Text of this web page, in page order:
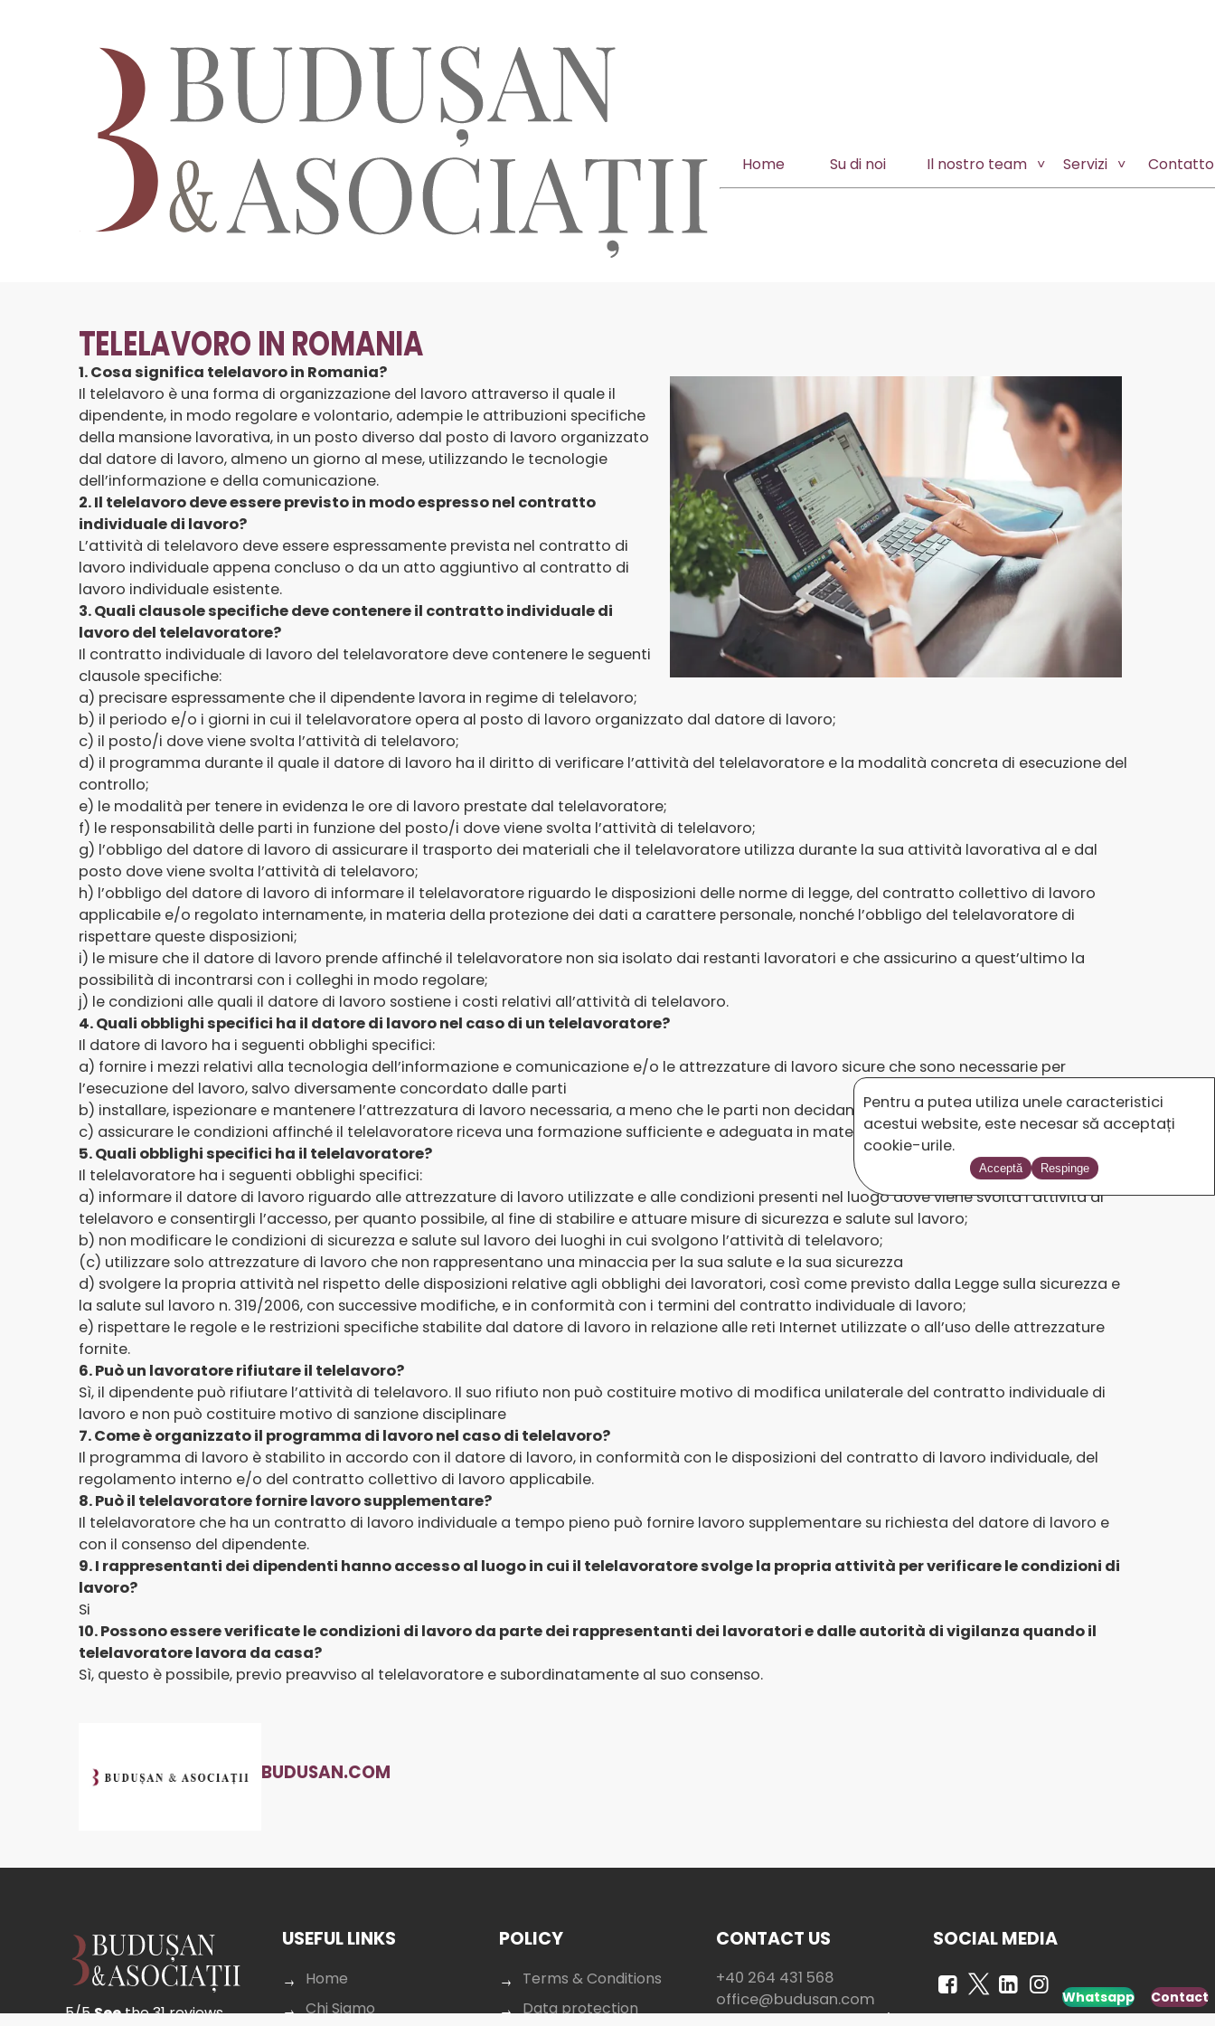
Home Su di noi Il nostro team Servizi Contatto
TELELAVORO IN ROMANIA
1. Cosa significa telelavoro in Romania?
Il telelavoro è una forma di organizzazione del lavoro attraverso il quale il
dipendente, in modo regolare e volontario, adempie le attribuzioni specifiche
della mansione lavorativa, in un posto diverso dal posto di lavoro organizzato
dal datore di lavoro, almeno un giorno al mese, utilizzando le tecnologie
dell’informazione e della comunicazione.
2. Il telelavoro deve essere previsto in modo espresso nel contratto
individuale di lavoro?
L’attività di telelavoro deve essere espressamente prevista nel contratto di
lavoro individuale appena concluso o da un atto aggiuntivo al contratto di
lavoro individuale esistente.
3. Quali clausole specifiche deve contenere il contratto individuale di
lavoro del telelavoratore?
Il contratto individuale di lavoro del telelavoratore deve contenere le seguenti
clausole specifiche:
a) precisare espressamente che il dipendente lavora in regime di telelavoro;
b) il periodo e/o i giorni in cui il telelavoratore opera al posto di lavoro organizzato dal datore di lavoro;
c) il posto/i dove viene svolta l’attività di telelavoro;
d) il programma durante il quale il datore di lavoro ha il diritto di verificare l’attività del telelavoratore e la modalità concreta di esecuzione del
controllo;
e) le modalità per tenere in evidenza le ore di lavoro prestate dal telelavoratore;
f) le responsabilità delle parti in funzione del posto/i dove viene svolta l’attività di telelavoro;
g) l’obbligo del datore di lavoro di assicurare il trasporto dei materiali che il telelavoratore utilizza durante la sua attività lavorativa al e dal
posto dove viene svolta l’attività di telelavoro;
h) l’obbligo del datore di lavoro di informare il telelavoratore riguardo le disposizioni delle norme di legge, del contratto collettivo di lavoro
applicabile e/o regolato internamente, in materia della protezione dei dati a carattere personale, nonché l’obbligo del telelavoratore di
rispettare queste disposizioni;
i) le misure che il datore di lavoro prende affinché il telelavoratore non sia isolato dai restanti lavoratori e che assicurino a quest’ultimo la
possibilità di incontrarsi con i colleghi in modo regolare;
j) le condizioni alle quali il datore di lavoro sostiene i costi relativi all’attività di telelavoro.
4. Quali obblighi specifici ha il datore di lavoro nel caso di un telelavoratore?
Il datore di lavoro ha i seguenti obblighi specifici:
a) fornire i mezzi relativi alla tecnologia dell’informazione e comunicazione e/o le attrezzature di lavoro sicure che sono necessarie per
l’esecuzione del lavoro, salvo diversamente concordato dalle parti
b) installare, ispezionare e mantenere l’attrezzatura di lavoro necessaria, a meno che le parti non decidano diversamente;
c) assicurare le condizioni affinché il telelavoratore riceva una formazione sufficiente e adeguata in materia di sicurezza e salute sul lavoro.
5. Quali obblighi specifici ha il telelavoratore?
Il telelavoratore ha i seguenti obblighi specifici:
a) informare il datore di lavoro riguardo alle attrezzature di lavoro utilizzate e alle condizioni presenti nel luogo dove viene svolta l’attività di
telelavoro e consentirgli l’accesso, per quanto possibile, al fine di stabilire e attuare misure di sicurezza e salute sul lavoro;
b) non modificare le condizioni di sicurezza e salute sul lavoro dei luoghi in cui svolgono l’attività di telelavoro;
(c) utilizzare solo attrezzature di lavoro che non rappresentano una minaccia per la sua salute e la sua sicurezza
d) svolgere la propria attività nel rispetto delle disposizioni relative agli obblighi dei lavoratori, così come previsto dalla Legge sulla sicurezza e
la salute sul lavoro n. 319/2006, con successive modifiche, e in conformità con i termini del contratto individuale di lavoro;
e) rispettare le regole e le restrizioni specifiche stabilite dal datore di lavoro in relazione alle reti Internet utilizzate o all’uso delle attrezzature
fornite.
6. Può un lavoratore rifiutare il telelavoro?
Sì, il dipendente può rifiutare l’attività di telelavoro. Il suo rifiuto non può costituire motivo di modifica unilaterale del contratto individuale di
lavoro e non può costituire motivo di sanzione disciplinare
7. Come è organizzato il programma di lavoro nel caso di telelavoro?
Il programma di lavoro è stabilito in accordo con il datore di lavoro, in conformità con le disposizioni del contratto di lavoro individuale, del
regolamento interno e/o del contratto collettivo di lavoro applicabile.
8. Può il telelavoratore fornire lavoro supplementare?
Il telelavoratore che ha un contratto di lavoro individuale a tempo pieno può fornire lavoro supplementare su richiesta del datore di lavoro e
con il consenso del dipendente.
9. I rappresentanti dei dipendenti hanno accesso al luogo in cui il telelavoratore svolge la propria attività per verificare le condizioni di
lavoro?
Si
10. Possono essere verificate le condizioni di lavoro da parte dei rappresentanti dei lavoratori e dalle autorità di vigilanza quando il
telelavoratore lavora da casa?
Sì, questo è possibile, previo preavviso al telelavoratore e subordinatamente al suo consenso.
BUDUSAN.COM
Whatsapp Contact
5/5Seethe 31 reviews
USEFUL LINKS
Home
Chi Siamo
POLICY
Terms & Conditions
Data protection
CONTACT US
+40 264 431 568
office@budusan.com
SOCIAL MEDIA
Pentru a putea utiliza unele caracteristici
acestui website, este necesar să acceptați
cookie-urile.
Acceptă Respinge